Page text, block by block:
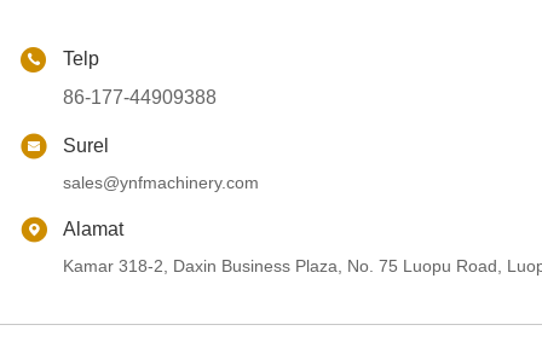
Telp
86-177-44909388
Surel
sales@ynfmachinery.com
Alamat
Kamar 318-2, Daxin Business Plaza, No. 75 Luopu Road,